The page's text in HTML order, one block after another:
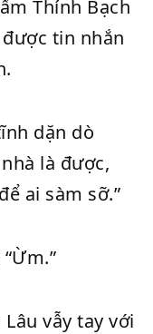
Thính Bạch
tin nhắn
dặn dò
là được,
ai sàm sỡ.”
vẫy tay với